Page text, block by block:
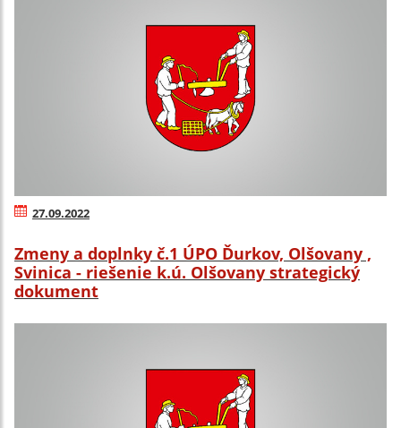
27.09.2022
Zmeny a doplnky č.1 ÚPO Ďurkov, Olšovany ,
Svinica - riešenie k.ú. Olšovany strategický
dokument